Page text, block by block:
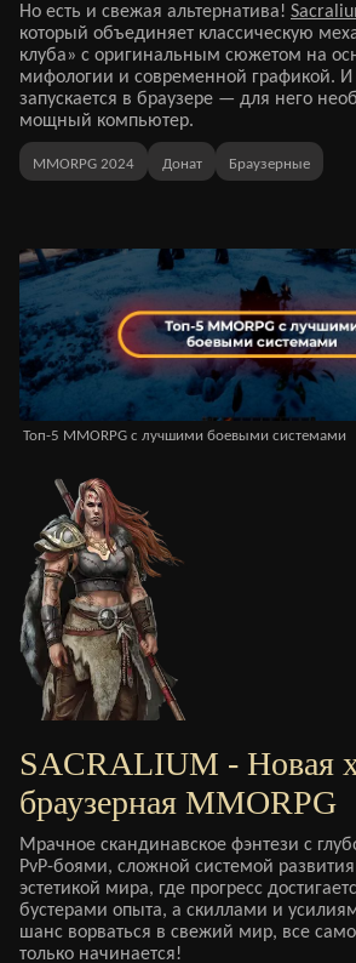
Но есть и свежая альтернатива!
который объединяет классическую
клуба» с оригинальным сюжетом на
мифологии и современной графикой. И
запускается в браузере — для него
мощный компьютер.
MMORPG 2024 Донат Браузерные
Топ-5 MMORPG с лучшими боевыми системами
SACRALIUM - Новая
браузерная MMORPG
Мрачное скандинавское фэнтези с
PvP-боями, сложной системой
эстетикой мира, где прогресс
бустерами опыта, а скиллами и
шанс ворваться в свежий мир, все
только начинается!